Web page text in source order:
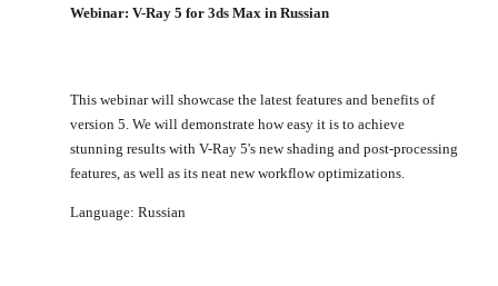
Webinar: V-Ray 5 for 3ds Max in Russian
This webinar will showcase the latest features and benefits of
version 5. We will demonstrate how easy it is to achieve
stunning results with V-Ray 5's new shading and post-processing
features, as well as its neat new workflow optimizations.
Language: Russian